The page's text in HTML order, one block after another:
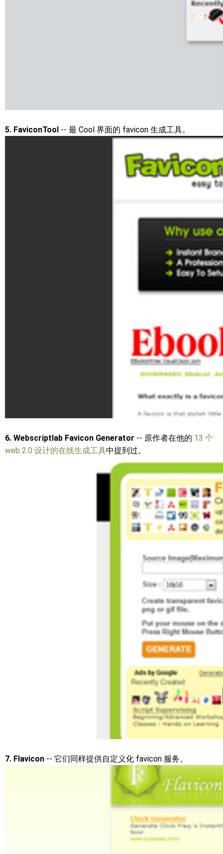
5. FaviconTool -- 最 Cool 界面的 favicon 生成工具。
6. Webscriptlab Favicon Generator -- 原作者在他的 13 个
web 2.0 设计的在线生成工具中提到过。
7. Flavicon -- 它们同样提供自定义化 favicon 服务。